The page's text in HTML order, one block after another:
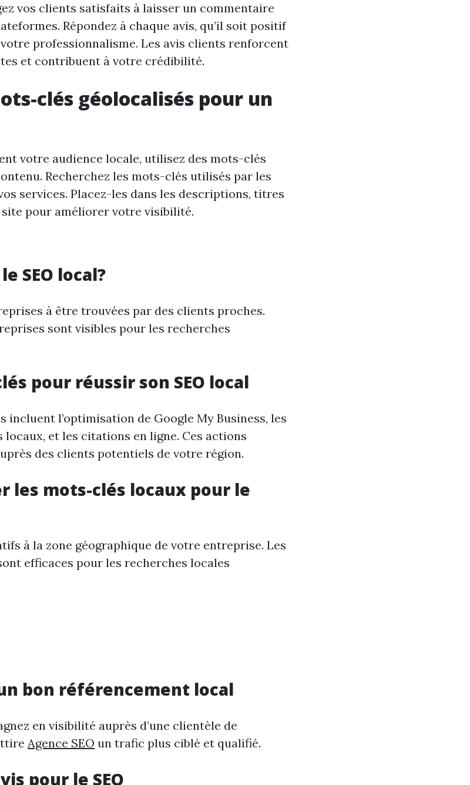
vos clients satisfaits à laisser un commentaire
Répondez à chaque avis, qu’il soit positif
professionnalisme. Les avis clients renforcent
et contribuent à votre crédibilité.
clés géolocalisés pour un
votre audience locale, utilisez des mots-clés
Recherchez les mots-clés utilisés par les
services. Placez-les dans les descriptions, titres
pour améliorer votre visibilité.
SEO local?
à être trouvées par des clients proches.
sont visibles pour les recherches
pour réussir son SEO local
incluent l’optimisation de Google My Business, les
et les citations en ligne. Ces actions
des clients potentiels de votre région.
les mots-clés locaux pour le
à la zone géographique de votre entreprise. Les
efficaces pour les recherches locales
bon référencement local
en visibilité auprès d’une clientèle de
Agence SEO un trafic plus ciblé et qualifié.
pour le SEO